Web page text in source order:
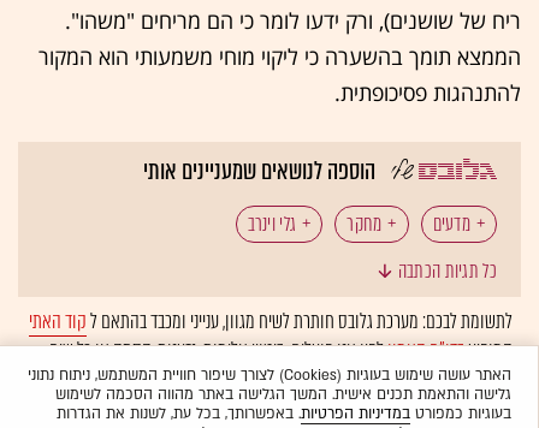
ריח של שושנים), ורק ידעו לומר כי הם מריחים "משהו".
הממצא תומך בהשערה כי ליקוי מוחי משמעותי הוא המקור
להתנהגות פסיכופתית.
הוספה לנושאים שמעניינים אותי
מדעים מחקר
גלי וינרב
כל תגיות הכתבה
לתשומת לבכם: מערכת גלובס חותרת לשיח מגוון, ענייני ומכבד בהתאם לקוד האתי
המופיעבדו"ח האמוןלפיו אנו פועלים. ביטויי אלימות, גזענות, הסתה או כל שיח
בלתי הולם אחר מסוננים בצורהאוטומטיתולא יפורסמו באתר.
האתר עושה שימוש בעוגיות (Cookies) לצורך שיפור חוויית המשתמש, ניתוח נתוני
גלישה והתאמת תכנים אישית. המשך הגלישה באתר מהווה הסכמה לשימוש
בעוגיות כמפורטבמדיניות הפרטיות. באפשרותך, בכל עת, לשנות את הגדרות